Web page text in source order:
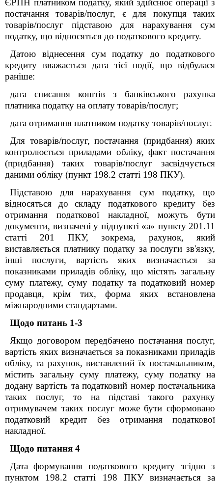
ЄРПН платником податку, який здійснює операції з
постачання товарів/послуг, є для покупця таких
товарів/послуг підставою для нарахування сум
податку, що відносяться до податкового кредиту.
Датою віднесення сум податку до податкового
кредиту вважається дата тієї події, що відбулася
раніше:
дата списання коштів з банківського рахунка
платника податку на оплату товарів/послуг;
дата отримання платником податку товарів/послуг.
Для товарів/послуг, постачання (придбання) яких
контролюється приладами обліку, факт постачання
(придбання) таких товарів/послуг засвідчується
даними обліку (пункт 198.2 статті 198 ПКУ).
Підставою для нарахування сум податку, що
відносяться до складу податкового кредиту без
отримання податкової накладної, можуть бути
документи, визначені у підпункті «а» пункту 201.11
статті 201 ПКУ, зокрема, рахунок, який
виставляється платнику податку за послуги зв'язку,
інші послуги, вартість яких визначається за
показниками приладів обліку, що містять загальну
суму платежу, суму податку та податковий номер
продавця, крім тих, форма яких встановлена
міжнародними стандартами.
Щодо питань 1-3
Якщо договором передбачено постачання послуг,
вартість яких визначається за показниками приладів
обліку, та рахунок, виставлений їх постачальником,
містить загальну суму платежу, суму податку на
додану вартість та податковий номер постачальника
таких послуг, то на підставі такого рахунку
отримувачем таких послуг може бути сформовано
податковий кредит без отримання податкової
накладної.
Щодо питання 4
Дата формування податкового кредиту згідно з
пунктом 198.2 статті 198 ПКУ визначається за